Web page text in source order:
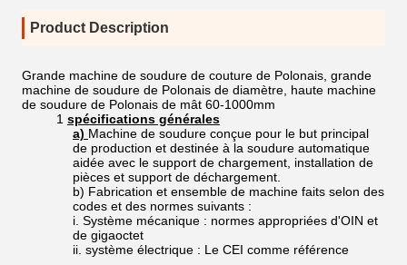
Product Description
Grande machine de soudure de couture de Polonais, grande
machine de soudure de Polonais de diamètre, haute machine
de soudure de Polonais de mât 60-1000mm
1 spécifications générales
a) Machine de soudure conçue pour le but principal
de production et destinée à la soudure automatique
aidée avec le support de chargement, installation de
pièces et support de déchargement.
b) Fabrication et ensemble de machine faits selon des
codes et des normes suivants :
i. Système mécanique : normes appropriées d'OIN et
de gigaoctet
ii. système électrique : Le CEI comme référence